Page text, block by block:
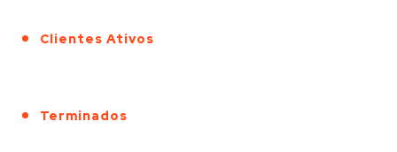
Clientes Ativos
Terminados